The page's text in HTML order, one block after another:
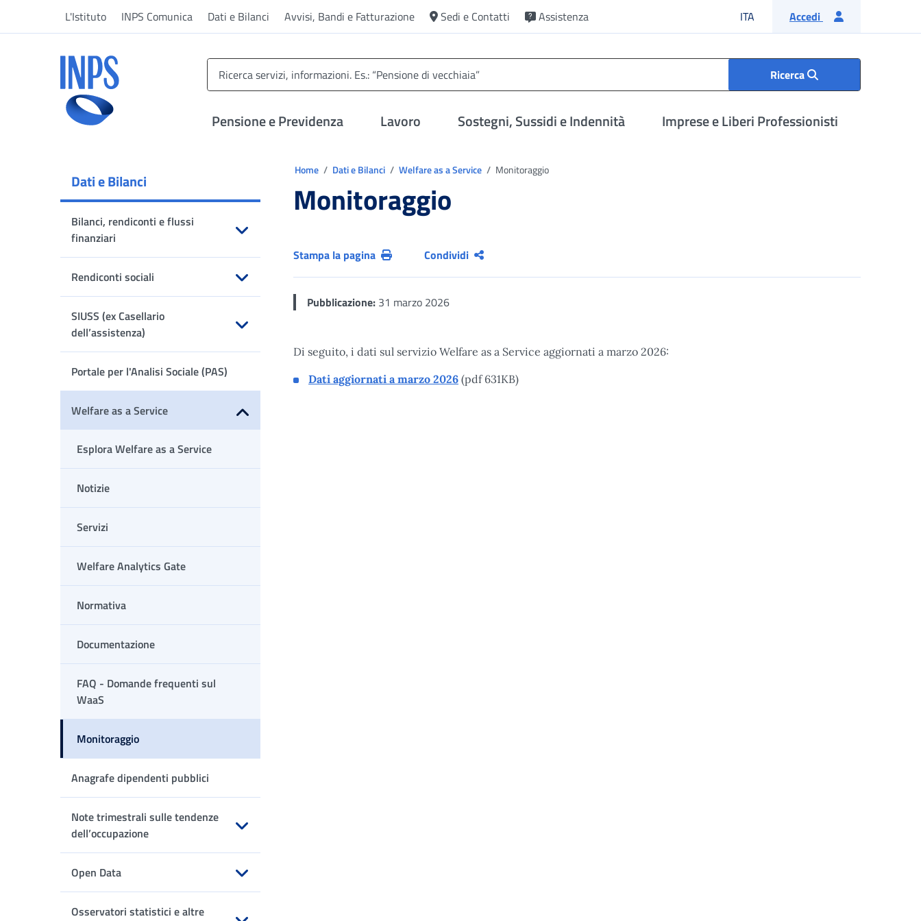
L'Istituto INPS Comunica Dati e Bilanci Avvisi, Bandi e Fatturazione Sedi e Contatti Assistenza ITA Lingua italiana
Accedi
Ricerca
Pensione e Previdenza Lavoro Sostegni, Sussidi e Indennità Imprese e Liberi Professionisti
Dati e Bilanci
Bilanci, rendiconti e flussi
finanziari
Apri sottomenu
Rendiconti sociali
Apri sottomenu
SIUSS (ex Casellario
dell’assistenza)
Apri sottomenu
Portale per l'Analisi Sociale (PAS)
Welfare as a Service
Apri sottomenu
Esplora Welfare as a Service
Notizie
Servizi
Welfare Analytics Gate
Normativa
Documentazione
FAQ - Domande frequenti sul
WaaS
Monitoraggio
Anagrafe dipendenti pubblici
Note trimestrali sulle tendenze
dell’occupazione
Apri sottomenu
Open Data
Apri sottomenu
Osservatori statistici e altre
Home Dati e Bilanci Welfare as a Service Monitoraggio
Monitoraggio
Stampa la pagina Condividi
Pubblicazione: 31 marzo 2026
Di seguito, i dati sul servizio Welfare as a Service aggiornati a marzo 2026:
Dati aggiornati a marzo 2026 (pdf 631KB)